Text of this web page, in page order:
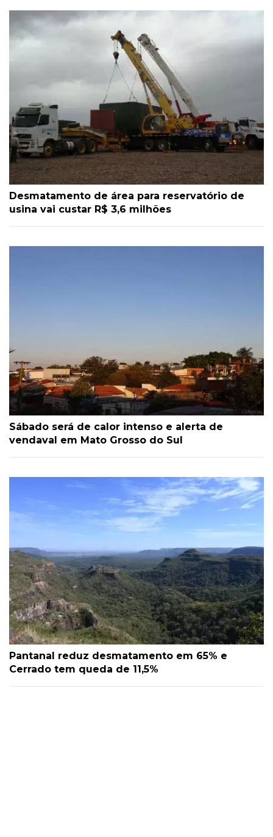
Desmatamento de área para reservatório de
usina vai custar R$ 3,6 milhões
Sábado será de calor intenso e alerta de
vendaval em Mato Grosso do Sul
Pantanal reduz desmatamento em 65% e
Cerrado tem queda de 11,5%